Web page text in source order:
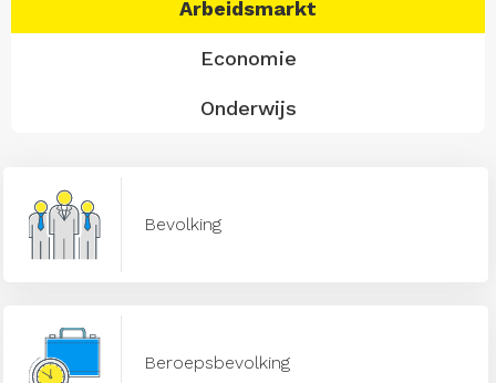
Arbeidsmarkt
Economie
Onderwijs
Bevolking
Beroepsbevolking